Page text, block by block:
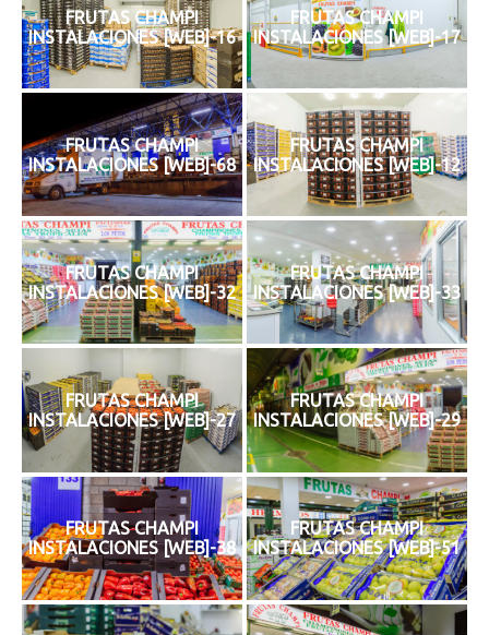
FRUTAS CHAMPI
INSTALACIONES [WEB]-16
FRUTAS CHAMPI
INSTALACIONES [WEB]-17
FRUTAS CHAMPI
INSTALACIONES [WEB]-68
FRUTAS CHAMPI
INSTALACIONES [WEB]-12
FRUTAS CHAMPI
INSTALACIONES [WEB]-32
FRUTAS CHAMPI
INSTALACIONES [WEB]-33
FRUTAS CHAMPI
INSTALACIONES [WEB]-27
FRUTAS CHAMPI
INSTALACIONES [WEB]-29
FRUTAS CHAMPI
INSTALACIONES [WEB]-38
FRUTAS CHAMPI
INSTALACIONES [WEB]-51